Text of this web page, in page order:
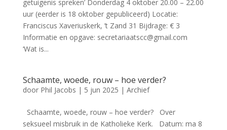
getuigenis spreken’ Donderdag 4 oktober 20.00 – 22.00
uur (eerder is 18 oktober gepubliceerd) Locatie:
Franciscus Xaveriuskerk, ’t Zand 31 Bijdrage: € 3
Informatie en opgave: secretariaatscc@gmail.com
‘Wat is...
Schaamte, woede, rouw – hoe verder?
door Phil Jacobs | 5 jun 2025 | Archief
Schaamte, woede, rouw – hoe verder? Over
seksueel misbruik in de Katholieke Kerk. Datum: ma 8